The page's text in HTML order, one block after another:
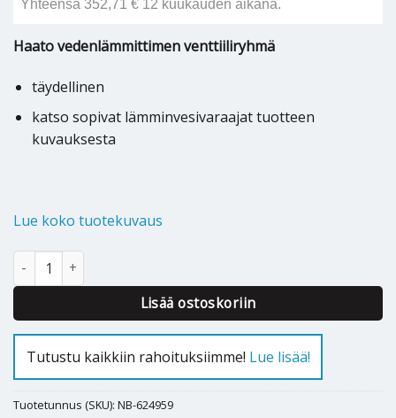
Yhteensä 352,71 € 12 kuukauden aikana.
Haato vedenlämmittimen venttiiliryhmä
täydellinen
katso sopivat lämminvesivaraajat tuotteen
kuvauksesta
Lue koko tuotekuvaus
Haato HK 150…300 lämminvesivaraajan venttiiliryhmä - 624959
Lisää ostoskoriin
Tutustu kaikkiin rahoituksiimme! Lue lisää!
Tuotetunnus (SKU): NB-624959